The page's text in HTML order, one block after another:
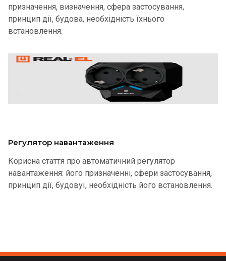
призначення, визначення, сфера застосування,
принцип дії, будова, необхідність їхнього
встановлення.
Регулятор навантаження
Корисна стаття про автоматичний регулятор
навантаження: його призначенні, сфери застосування,
принцип дії, будовуї, необхідність його встановлення.